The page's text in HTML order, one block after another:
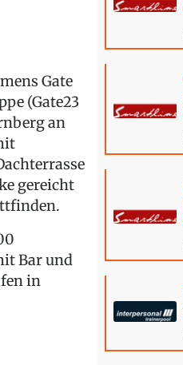
Gate
(Gate23
an
gereicht
Bar und
in